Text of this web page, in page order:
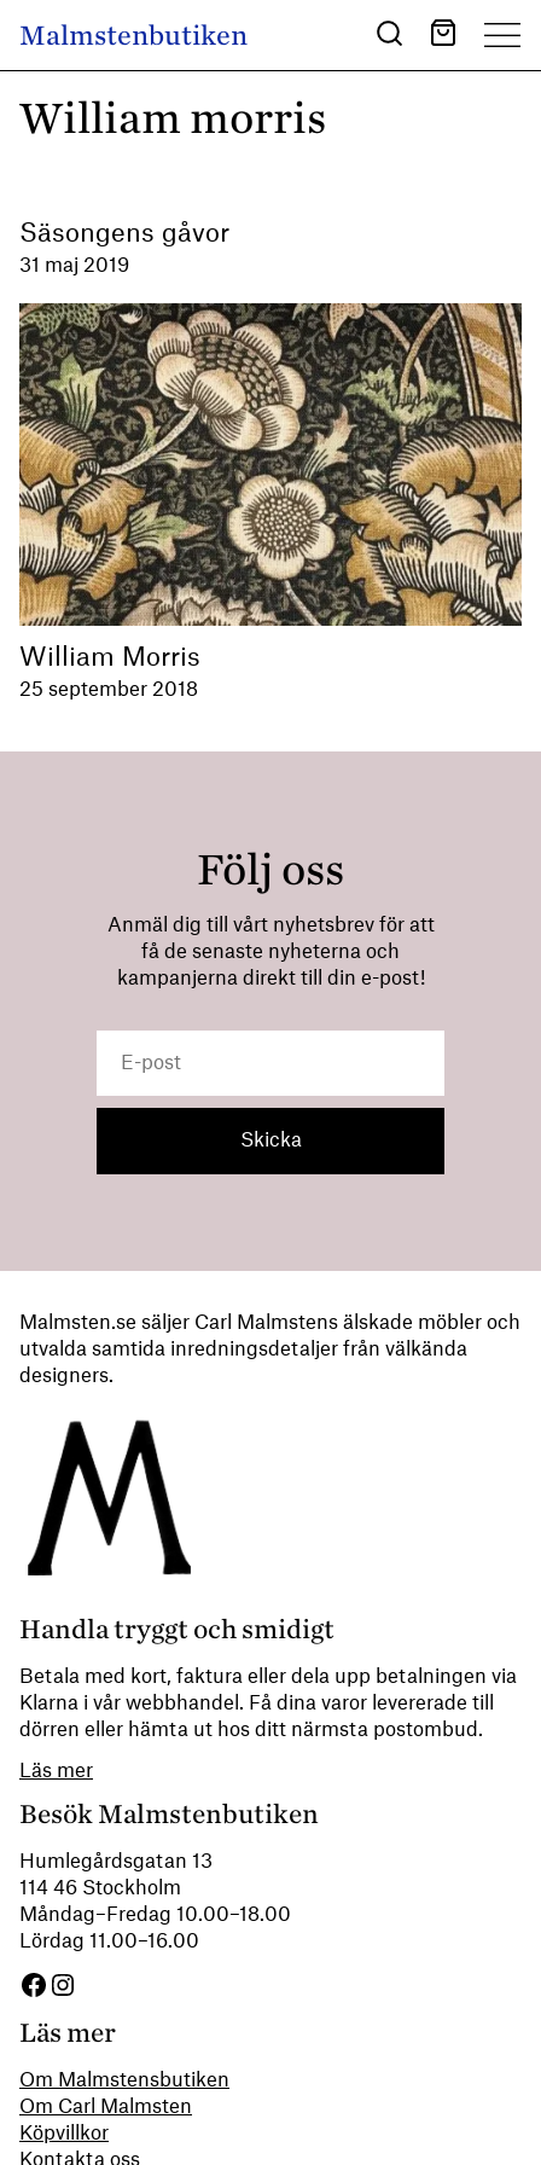
Main Navigation
Malmstenbutiken
William morris
Säsongens gåvor
31 maj 2019
William Morris
25 september 2018
Följ oss
Anmäl dig till vårt nyhetsbrev för att
få de senaste nyheterna och
kampanjerna direkt till din e-post!
Malmsten.se säljer Carl Malmstens älskade möbler och
utvalda samtida inredningsdetaljer från välkända
designers.
Handla tryggt och smidigt
Betala med kort, faktura eller dela upp betalningen via
Klarna i vår webbhandel. Få dina varor levererade till
dörren eller hämta ut hos ditt närmsta postombud.
Läs mer
Besök Malmstenbutiken
Humlegårdsgatan 13
114 46 Stockholm
Måndag–Fredag 10.00–18.00
Lördag 11.00–16.00
Facebook
Instagram
Läs mer
Om Malmstensbutiken
Om Carl Malmsten
Köpvillkor
Kontakta oss